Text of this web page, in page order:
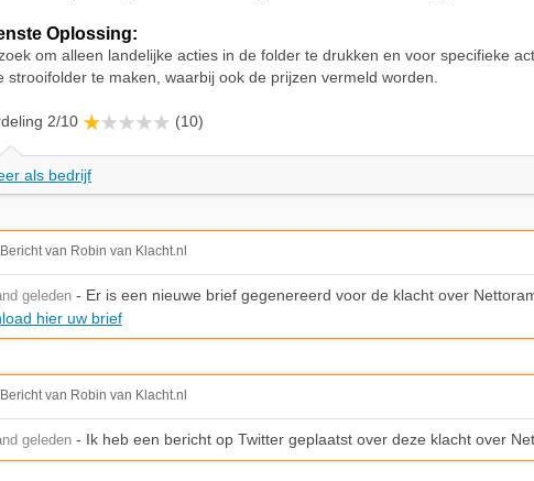
Oplossing:
om alleen landelijke acties in de folder te drukken en voor specifieke
strooifolder te maken, waarbij ook de prijzen vermeld worden.
2/10 (10)
als bedrijf
Bericht van Robin van Klacht.nl
geleden - Er is een nieuwe brief gegenereerd voor de klacht over
hier uw brief
Bericht van Robin van Klacht.nl
geleden - Ik heb een bericht op Twitter geplaatst over deze klacht over